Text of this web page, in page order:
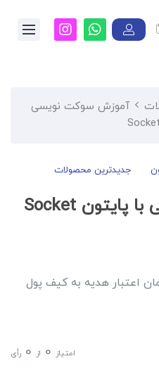
آموزش سوکت نویسی
جدیدترین محصولات
آموزش سوکت نویسی با پایتون Socket
این دوره، ۱۵۰٬۰۰۰ تومان اعتبار هدیه به کیف پول
امتیاز 0 از 0 رأی